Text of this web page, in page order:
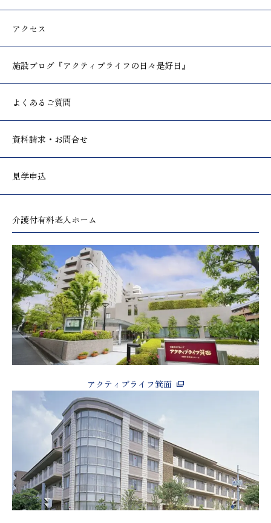
アクセス
施設ブログ 『アクティブライフの日々是好日』
よくあるご質問
資料請求・お問合せ
見学申込
介護付有料老人ホーム
アクティブライフ箕面